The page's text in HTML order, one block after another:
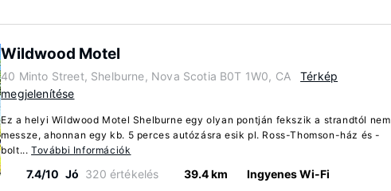
Wildwood Motel
40 Minto Street, Shelburne, Nova Scotia B0T 1W0, CA
Térkép
megjelenítése
Ez a helyi Wildwood Motel Shelburne egy olyan pontján fekszik a strandtól nem
messze, ahonnan egy kb. 5 perces autózásra esik pl. Ross-Thomson-ház és -
bolt...További Információk
7.4/10 Jó 320 értékelés 39.4 km Ingyenes Wi-Fi